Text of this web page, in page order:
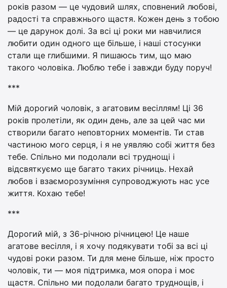
років разом — це чудовий шлях, сповнений любові,
радості та справжнього щастя. Кожен день з тобою
— це дарунок долі. За всі ці роки ми навчилися
любити один одного ще більше, і наші стосунки
стали ще глибшими. Я пишаюсь тим, що маю
такого чоловіка. Люблю тебе і завжди буду поруч!
***
Мій дорогий чоловік, з агатовим весіллям! Ці 36
років пролетіли, як один день, але за цей час ми
створили багато неповторних моментів. Ти став
частиною мого серця, і я не уявляю собі життя без
тебе. Спільно ми подолали всі труднощі і
відсвяткуємо ще багато таких річниць. Нехай
любов і взаєморозуміння супроводжують нас усе
життя. Кохаю тебе!
***
Дорогий мій, з 36-річною річницею! Це наше
агатове весілля, і я хочу подякувати тобі за всі ці
чудові роки разом. Ти для мене більше, ніж просто
чоловік, ти — моя підтримка, моя опора і моє
щастя. Спільно ми подолали багато труднощів, і